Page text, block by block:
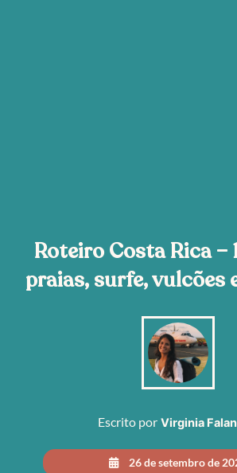
Roteiro Costa Rica –
praias, surfe, vulcões
Escrito por Virginia
26 de setembro de